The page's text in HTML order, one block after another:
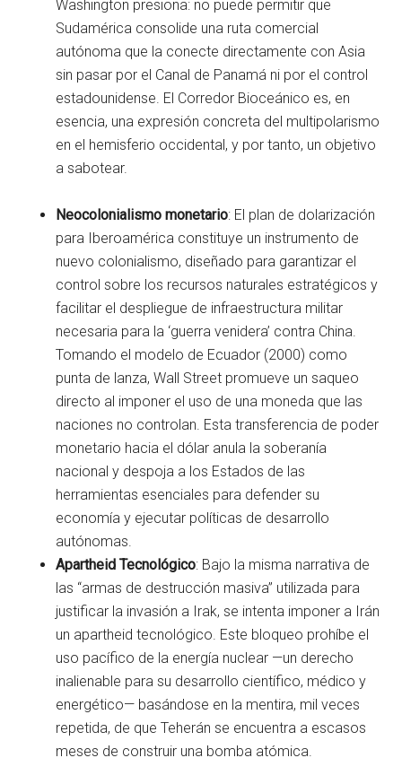
Washington presiona: no puede permitir que
Sudamérica consolide una ruta comercial
autónoma que la conecte directamente con Asia
sin pasar por el Canal de Panamá ni por el control
estadounidense. El Corredor Bioceánico es, en
esencia, una expresión concreta del multipolarismo
en el hemisferio occidental, y por tanto, un objetivo
a sabotear.
Neocolonialismo monetario: El plan de dolarización
para Iberoamérica constituye un instrumento de
nuevo colonialismo, diseñado para garantizar el
control sobre los recursos naturales estratégicos y
facilitar el despliegue de infraestructura militar
necesaria para la ‘guerra venidera’ contra China.
Tomando el modelo de Ecuador (2000) como
punta de lanza, Wall Street promueve un saqueo
directo al imponer el uso de una moneda que las
naciones no controlan. Esta transferencia de poder
monetario hacia el dólar anula la soberanía
nacional y despoja a los Estados de las
herramientas esenciales para defender su
economía y ejecutar políticas de desarrollo
autónomas.
Apartheid Tecnológico: Bajo la misma narrativa de
las “armas de destrucción masiva” utilizada para
justificar la invasión a Irak, se intenta imponer a Irán
un apartheid tecnológico. Este bloqueo prohíbe el
uso pacífico de la energía nuclear —un derecho
inalienable para su desarrollo científico, médico y
energético— basándose en la mentira, mil veces
repetida, de que Teherán se encuentra a escasos
meses de construir una bomba atómica.